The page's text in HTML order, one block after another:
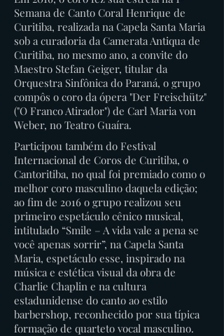
Semana de Canto Coral Henrique de
Curitiba, realizada na Capela Santa Maria
sob a curadoria da Camerata Antiqua de
Curitiba, no mesmo ano, a convite do
Maestro Stefan Geiger, titular da
Orquestra Sinfônica do Paraná, o grupo
compôs o coro da ópera "Der Freischütz"
("O Franco Atirador") de Carl Maria von
Weber, no Teatro Guaíra.
Participou também do Festival
Internacional de Coros de Curitiba, o
Cantoritiba, no qual foi premiado como o
melhor coro masculino daquela edição;
ao fim de 2016 o grupo realizou seu
primeiro espetáculo cênico musical,
intitulado “Smile – A vida vale a pena se
você apenas sorrir”, na Capela Santa
Maria, espetáculo esse, inspirado na
música e estética visual da obra de
Charlie Chaplin e na cultura
estadunidense do canto ao estilo
barbershop, reconhecido por sua típica
formação de quarteto vocal masculino.